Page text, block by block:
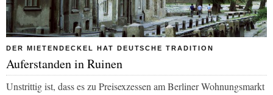
DER MIETENDECKEL HAT DEUTSCHE TRADITION
Auferstanden in Ruinen
Unstrittig ist, dass es zu Preisexzessen am Berliner Wohnungsmarkt